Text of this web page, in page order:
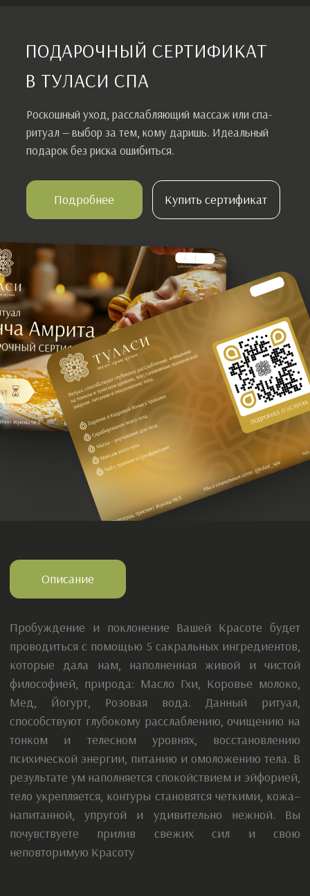
Пробуждение и поклонение Вашей Красоте будет
проводиться с помощью 5 сакральных ингредиентов,
которые дала нам, наполненная живой и чистой
философией, природа: Масло Гхи, Коровье молоко,
Мед, Йогурт, Розовая вода. Данный ритуал,
способствуют глубокому расслаблению, очищению на
тонком и телесном уровнях, восстановлению
психической энергии, питанию и омоложению тела. В
результате ум наполняется спокойствием и эйфорией,
тело укрепляется, контуры становятся четкими, кожа–
напитанной, упругой и удивительно нежной. Вы
почувствуете прилив свежих сил и свою
неповторимую Красоту
1.Парение в Кедровой бочке с травами
2.Скрабирование всего тела (Глубокое очищение и
укрепляют тело; 3.Маска – укутывание для тела
(Золотое масло Гхи уравновешивает три доши и
является транспортом для других биологически-
мед cтимулирует обменные процессы, вывод лишней
жидкости и очищение от токсинов, молоко –
содержит в себе эссенцию многих лекарственных
трав, питает, дает силу телу и уму, омолаживает кожу,
йогурт – природный коктейль, включающий в себя
множество веществ, сохраняющий моложавый,
цветущий вид и здоровье кожи.Вся водная часть
маски заменена на отвар кардамона, который
способствует поднятию тонуса организма и
улучшению настроения)
4. Массаж всего тела (Пять драгоценных нектаров –
вода – питают и омолаживают кожу, восстанавливают
психическую энергию.)
5. Чай с травами и сухофруктами
Описание
Этапы процедуры